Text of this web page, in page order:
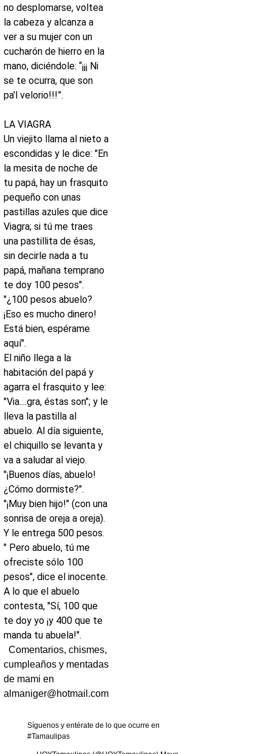
no desplomarse, voltea
la cabeza y alcanza a
ver a su mujer con un
cucharón de hierro en la
mano, diciéndole: “¡¡¡ Ni
se te ocurra, que son
pa'l velorio!!!”.
LA VIAGRA
Un viejito llama al nieto a
escondidas y le dice: "En
la mesita de noche de
tu papá, hay un frasquito
pequeño con unas
pastillas azules que dice
Viagra; si tú me traes
una pastillita de ésas,
sin decirle nada a tu
papá, mañana temprano
te doy 100 pesos".
"¿100 pesos abuelo?
¡Eso es mucho dinero!
Está bien, espérame
aquí".
El niño llega a la
habitación del papá y
agarra el frasquito y lee:
"Via....gra, éstas son"; y le
lleva la pastilla al
abuelo. Al día siguiente,
el chiquillo se levanta y
va a saludar al viejo.
"¡Buenos días, abuelo!
¿Cómo dormiste?".
"¡Muy bien hijo!" (con una
sonrisa de oreja a oreja).
Y le entrega 500 pesos.
" Pero abuelo, tú me
ofreciste sólo 100
pesos", dice el inocente.
A lo que el abuelo
contesta, "Sí, 100 que
te doy yo ¡y 400 que te
manda tu abuela!".
Comentarios, chismes,
cumpleaños y mentadas
de mami en
almaniger@hotmail.com
Síguenos y entérate de lo que ocurre en
#Tamaulipas